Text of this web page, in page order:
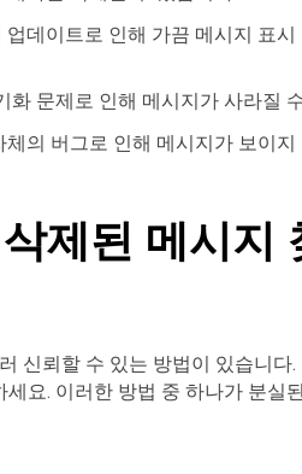
데이트로 인해 가끔 메시지 표시
화 문제로 인해 메시지가 사라질
의 버그로 인해 메시지가 보이지
제된 메시지
신뢰할 수 있는 방법이 있습니다
요. 이러한 방법 중 하나가 분실